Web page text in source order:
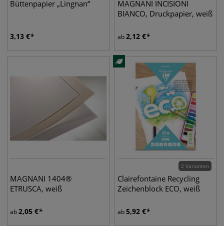
Büttenpapier „Lingnan“
3,13 €
MAGNANI INCISIONI
BIANCO, Druckpapier, weiß
ab2,12 €
MAGNANI 1404®
ETRUSCA, weiß
ab2,05 €
2 Varianten
Clairefontaine Recycling
Zeichenblock ECO, weiß
ab5,92 €